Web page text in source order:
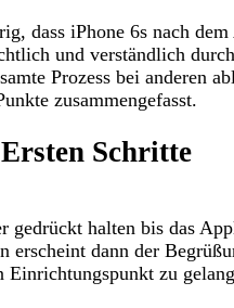
dass iPhone 6s nach
und verständlich
Prozess bei anderen
zusammengefasst.
Schritte
gedrückt halten bis das
erscheint dann der
Einrichtungspunkt zu